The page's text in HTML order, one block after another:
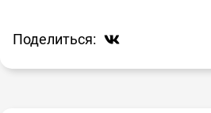
Поделиться: